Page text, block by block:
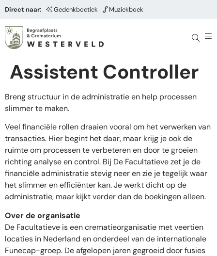
Direct naar: Gedenkboetiek Muziekboek
Assistent Controller
Breng structuur in de administratie en help processen
slimmer te maken.
Veel financiële rollen draaien vooral om het verwerken van
transacties. Hier begint het daar, maar krijg je ook de
ruimte om processen te verbeteren en door te groeien
richting analyse en control. Bij De Facultatieve zet je de
financiële administratie stevig neer en zie je tegelijk waar
het slimmer en efficiënter kan. Je werkt dicht op de
administratie, maar kijkt verder dan de boekingen alleen.
Over de organisatie
De Facultatieve is een crematieorganisatie met veertien
locaties in Nederland en onderdeel van de internationale
Funecap-groep. De afgelopen jaren gegroeid door fusies